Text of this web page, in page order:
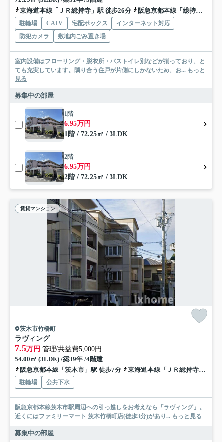
東海道本線「ＪＲ総持寺」駅 徒歩26分
阪急京都本線「総持寺」駅 徒歩33分
駐輪場 CATV 宅配ボックス
インターネット対応
防犯カメラ
敷地内ごみ置き場
室内設備はフローリング・脱衣所・バストイレ別などが揃っており、と
ても充実しています。隣り合う住戸が片側にしかないため、お... もっと
見る
募集中の部屋
1階
6.95万円
1階 / 72.25㎡ / 3LDK
2階
6.95万円
2階 / 72.25㎡ / 3LDK
賃貸マンション
茨木市竹橋町
ラヴィング
7.5万円 管理/共益費5,000円
54.00㎡ (3LDK) /築39年 /4階建
阪急京都本線「茨木市」駅 徒歩7分
東海道本線「ＪＲ総持寺」駅 徒歩13分
駐輪場 公共下水
阪急京都本線茨木市駅周辺への引っ越しをお考えなら「ラヴィング」。
近くにはファミリーマート 茨木竹橋町店(徒歩3分)があり... もっと見る
募集中の部屋